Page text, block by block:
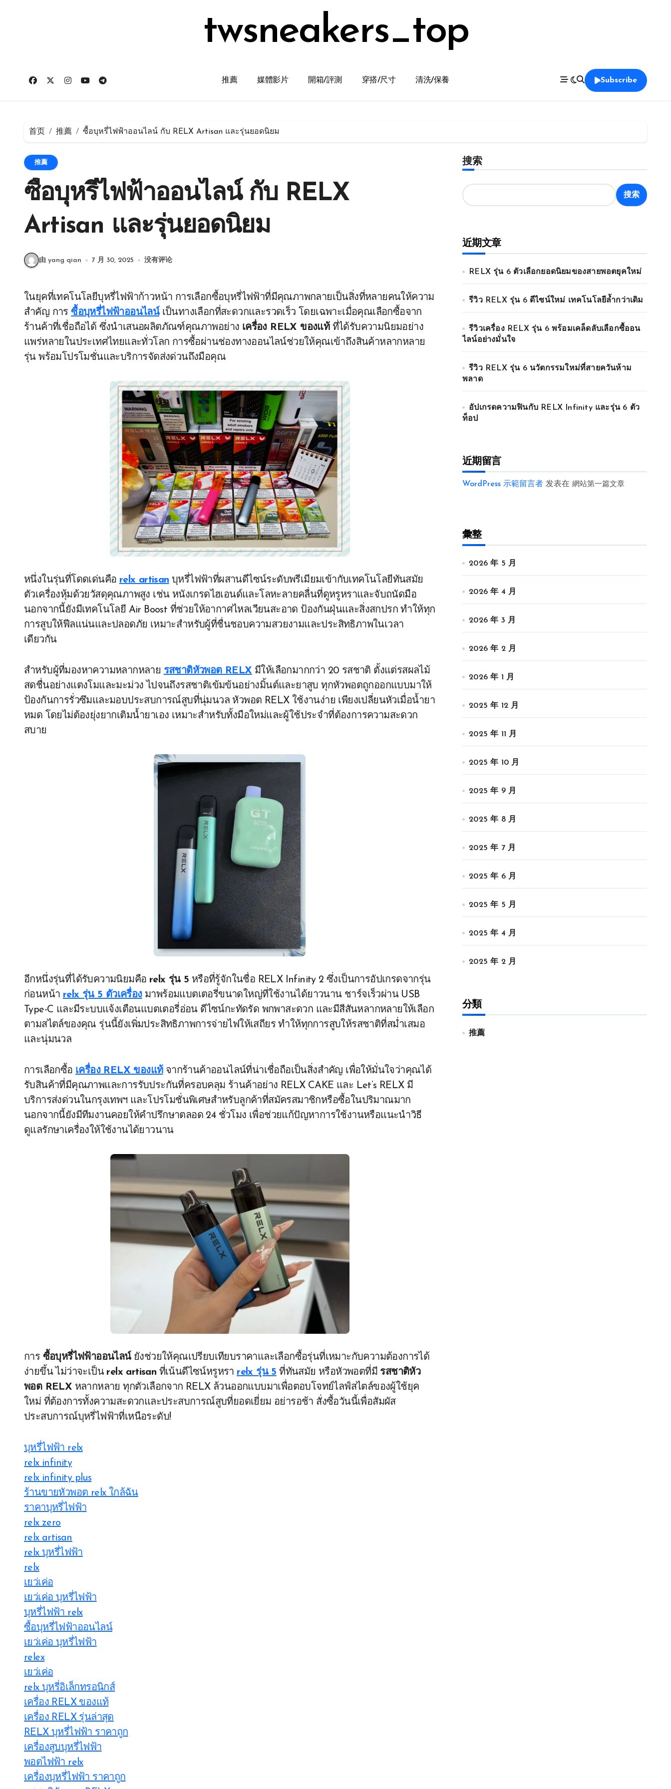
twsneakers_top
推薦 媒體影片 開箱/評測 穿搭/尺寸 清洗/保養 Subscribe
首页 推薦 ซื้อบุหรี่ไฟฟ้าออนไลน์ กับ RELX Artisan และรุ่นยอดนิยม
推薦
ซื้อบุหรี่ไฟฟ้าออนไลน์ กับ RELX
Artisan และรุ่นยอดนิยม
由 yang qian 7 月 30, 2025 没有评论
ในยุคที่เทคโนโลยีบุหรี่ไฟฟ้าก้าวหน้า การเลือกซื้อบุหรี่ไฟฟ้าที่มีคุณภาพกลายเป็นสิ่งที่หลายคนให้ความ
สำคัญ การซื้อบุหรี่ไฟฟ้าออนไลน์เป็นทางเลือกที่สะดวกและรวดเร็ว โดยเฉพาะเมื่อคุณเลือกซื้อจาก
ร้านค้าที่เชื่อถือได้ ซึ่งนำเสนอผลิตภัณฑ์คุณภาพอย่าง เครื่อง RELX ของแท้ที่ได้รับความนิยมอย่าง
แพร่หลายในประเทศไทยและทั่วโลก การซื้อผ่านช่องทางออนไลน์ช่วยให้คุณเข้าถึงสินค้าหลากหลาย
รุ่น พร้อมโปรโมชั่นและบริการจัดส่งด่วนถึงมือคุณ
หนึ่งในรุ่นที่โดดเด่นคือ relx artisan บุหรี่ไฟฟ้าที่ผสานดีไซน์ระดับพรีเมียมเข้ากับเทคโนโลยีทันสมัย
ตัวเครื่องหุ้มด้วยวัสดุคุณภาพสูง เช่น หนังเกรดไฮเอนด์และโลหะลายคลื่นที่ดูหรูหราและจับถนัดมือ
นอกจากนี้ยังมีเทคโนโลยี Air Boost ที่ช่วยให้อากาศไหลเวียนสะอาด ป้องกันฝุ่นและสิ่งสกปรก ทำให้ทุก
การสูบให้ฟีลแน่นและปลอดภัย เหมาะสำหรับผู้ที่ชื่นชอบความสวยงามและประสิทธิภาพในเวลา
เดียวกัน
สำหรับผู้ที่มองหาความหลากหลาย รสชาติหัวพอต RELX มีให้เลือกมากกว่า 20 รสชาติ ตั้งแต่รสผลไม้
สดชื่นอย่างแตงโมและมะม่วง ไปจนถึงรสชาติเข้มข้นอย่างมิ้นต์และยาสูบ ทุกหัวพอตถูกออกแบบมาให้
ป้องกันการรั่วซึมและมอบประสบการณ์สูบที่นุ่มนวล หัวพอต RELX ใช้งานง่าย เพียงเปลี่ยนหัวเมื่อน้ำยา
หมด โดยไม่ต้องยุ่งยากเติมน้ำยาเอง เหมาะสำหรับทั้งมือใหม่และผู้ใช้ประจำที่ต้องการความสะดวก
สบาย
อีกหนึ่งรุ่นที่ได้รับความนิยมคือ relx รุ่น 5 หรือที่รู้จักในชื่อ RELX Infinity 2 ซึ่งเป็นการอัปเกรดจากรุ่น
ก่อนหน้า relx รุ่น 5 ตัวเครื่องมาพร้อมแบตเตอรี่ขนาดใหญ่ที่ใช้งานได้ยาวนาน ชาร์จเร็วผ่าน USB
Type-C และมีระบบแจ้งเตือนแบตเตอรี่อ่อน ดีไซน์กะทัดรัด พกพาสะดวก และมีสีสันหลากหลายให้เลือก
ตามสไตล์ของคุณ รุ่นนี้ยังเพิ่มประสิทธิภาพการจ่ายไฟให้เสถียร ทำให้ทุกการสูบให้รสชาติที่สม่ำเสมอ
และนุ่มนวล
การเลือกซื้อ เครื่อง RELX ของแท้จากร้านค้าออนไลน์ที่น่าเชื่อถือเป็นสิ่งสำคัญ เพื่อให้มั่นใจว่าคุณได้
รับสินค้าที่มีคุณภาพและการรับประกันที่ครอบคลุม ร้านค้าอย่าง RELX CAKE และ Let’s RELX มี
บริการส่งด่วนในกรุงเทพฯ และโปรโมชั่นพิเศษสำหรับลูกค้าที่สมัครสมาชิกหรือซื้อในปริมาณมาก
นอกจากนี้ยังมีทีมงานคอยให้คำปรึกษาตลอด 24 ชั่วโมง เพื่อช่วยแก้ปัญหาการใช้งานหรือแนะนำวิธี
ดูแลรักษาเครื่องให้ใช้งานได้ยาวนาน
การ ซื้อบุหรี่ไฟฟ้าออนไลน์ยังช่วยให้คุณเปรียบเทียบราคาและเลือกซื้อรุ่นที่เหมาะกับความต้องการได้
ง่ายขึ้น ไม่ว่าจะเป็น relx artisan ที่เน้นดีไซน์หรูหรา relx รุ่น 5 ที่ทันสมัย หรือหัวพอตที่มี รสชาติหัว
พอต RELX หลากหลาย ทุกตัวเลือกจาก RELX ล้วนออกแบบมาเพื่อตอบโจทย์ไลฟ์สไตล์ของผู้ใช้ยุค
ใหม่ ที่ต้องการทั้งความสะดวกและประสบการณ์สูบที่ยอดเยี่ยม อย่ารอช้า สั่งซื้อวันนี้เพื่อสัมผัส
ประสบการณ์บุหรี่ไฟฟ้าที่เหนือระดับ!
บุหรี่ไฟฟ้า relx
relx infinity
relx infinity plus
ร้านขายหัวพอต relx ใกล้ฉัน
ราคาบุหรี่ไฟฟ้า
relx zero
relx artisan
relx บุหรี่ไฟฟ้า
relx
เยว่เค่อ
เยว่เค่อ บุหรี่ไฟฟ้า
บุหรี่ไฟฟ้า relx
ซื้อบุหรี่ไฟฟ้าออนไลน์
เยว่เค่อ บุหรี่ไฟฟ้า
relex
เยว่เค่อ
relx บุหรี่อิเล็กทรอนิกส์
เครื่อง RELX ของแท้
เครื่อง RELX รุ่นล่าสุด
RELX บุหรี่ไฟฟ้า ราคาถูก
เครื่องสูบบุหรี่ไฟฟ้า
พอตไฟฟ้า relx
เครื่องบุหรี่ไฟฟ้า ราคาถูก
搜索
搜索
近期文章
RELX รุ่น 6 ตัวเลือกยอดนิยมของสายพอตยุคใหม่
รีวิว RELX รุ่น 6 ดีไซน์ใหม่ เทคโนโลยีล้ำกว่าเดิม
รีวิวเครื่อง RELX รุ่น 6 พร้อมเคล็ดลับเลือกซื้ออน
ไลน์อย่างมั่นใจ
รีวิว RELX รุ่น 6 นวัตกรรมใหม่ที่สายควันห้าม
พลาด
อัปเกรดความฟินกับ RELX Infinity และรุ่น 6 ตัว
ท็อป
近期留言
WordPress 示範留言者 发表在 網站第一篇文章
彙整
2026 年 5 月
2026 年 4 月
2026 年 3 月
2026 年 2 月
2026 年 1 月
2025 年 12 月
2025 年 11 月
2025 年 10 月
2025 年 9 月
2025 年 8 月
2025 年 7 月
2025 年 6 月
2025 年 5 月
2025 年 4 月
2025 年 2 月
分類
推薦